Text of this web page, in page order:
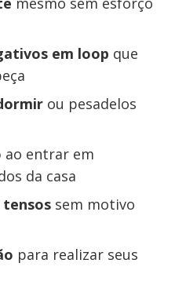
em loop que
ou pesadelos
ao entrar em
da casa
tensos sem motivo
para realizar seus